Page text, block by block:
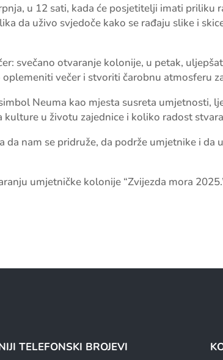
u 12 sati, kada će posjetitelji imati priliku
da uživo svjedoče kako se rađaju slike i
svečano otvaranje kolonije, u petak,
večer i stvoriti čarobnu atmosferu
Neuma kao mjesta susreta umjetnosti,
u životu zajednice i koliko radost
da nam se pridruže, da podrže umjetnike i
umjetničke kolonije “Zvijezda mora
TELEFONSKI BROJEVI